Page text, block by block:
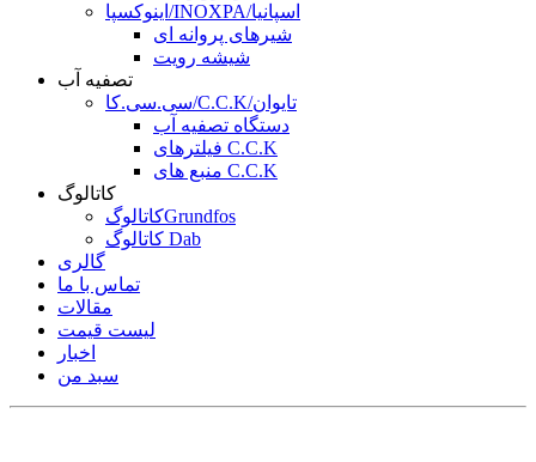
اینوکسپا/INOXPA/اسپانیا
شیرهای پروانه ای
شیشه رویت
تصفیه آب
سی.سی.کا/C.C.K/تایوان
دستگاه تصفیه آب
فیلترهای C.C.K
منبع های C.C.K
کاتالوگ
کاتالوگGrundfos
کاتالوگ Dab
گالری
تماس با ما
مقالات
لیست قیمت
اخبار
سبد من